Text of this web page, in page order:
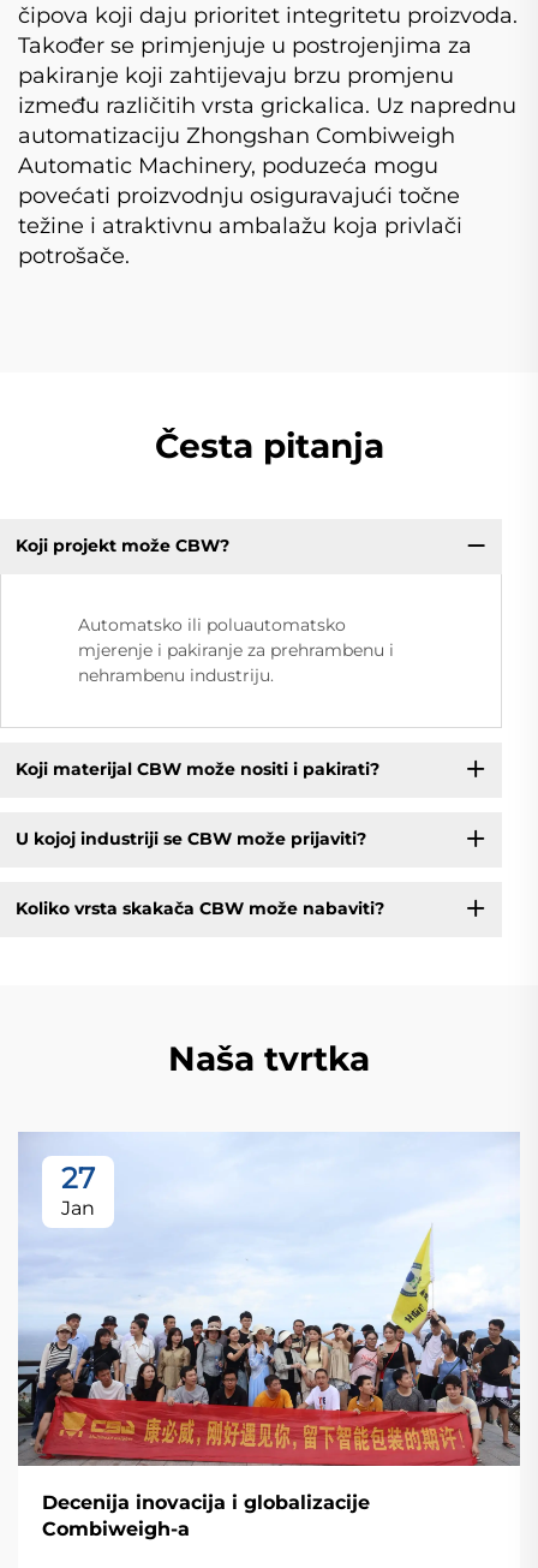
čipova koji daju prioritet integritetu proizvoda.
Također se primjenjuje u postrojenjima za
pakiranje koji zahtijevaju brzu promjenu
između različitih vrsta grickalica. Uz naprednu
automatizaciju Zhongshan Combiweigh
Automatic Machinery, poduzeća mogu
povećati proizvodnju osiguravajući točne
težine i atraktivnu ambalažu koja privlači
potrošače.
Česta pitanja
Koji projekt može CBW?
Automatsko ili poluautomatsko
mjerenje i pakiranje za prehrambenu i
nehrambenu industriju.
Koji materijal CBW može nositi i pakirati?
U kojoj industriji se CBW može prijaviti?
Koliko vrsta skakača CBW može nabaviti?
Naša tvrtka
27
Jan
Decenija inovacija i globalizacije
Combiweigh-a